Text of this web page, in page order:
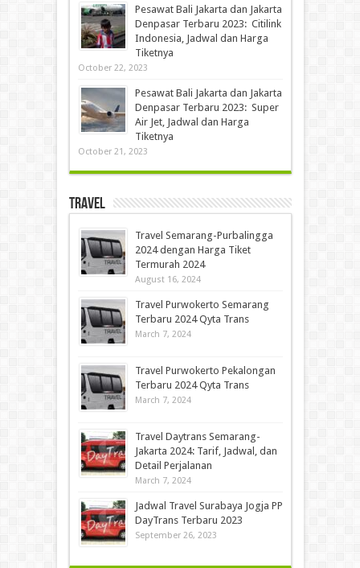
Pesawat Bali Jakarta dan Jakarta
Denpasar Terbaru 2023: Citilink
Indonesia, Jadwal dan Harga
Tiketnya
October 22, 2023
Pesawat Bali Jakarta dan Jakarta
Denpasar Terbaru 2023: Super
Air Jet, Jadwal dan Harga
Tiketnya
October 21, 2023
Travel
Travel Semarang-Purbalingga
2024 dengan Harga Tiket
Termurah 2024
August 16, 2024
Travel Purwokerto Semarang
Terbaru 2024 Qyta Trans
March 7, 2024
Travel Purwokerto Pekalongan
Terbaru 2024 Qyta Trans
March 7, 2024
Travel Daytrans Semarang-
Jakarta 2024: Tarif, Jadwal, dan
Detail Perjalanan
March 7, 2024
Jadwal Travel Surabaya Jogja PP
DayTrans Terbaru 2023
September 26, 2023